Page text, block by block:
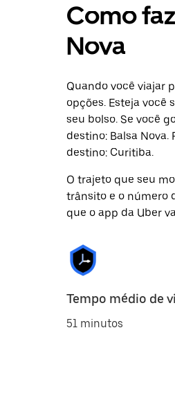
Como
Nova
Quando você viajar
opções. Esteja você
seu bolso. Se você
destino: Balsa
destino: Curitiba.
O trajeto que seu
trânsito e o número
que o app da Uber
Tempo médio de
51 minutos